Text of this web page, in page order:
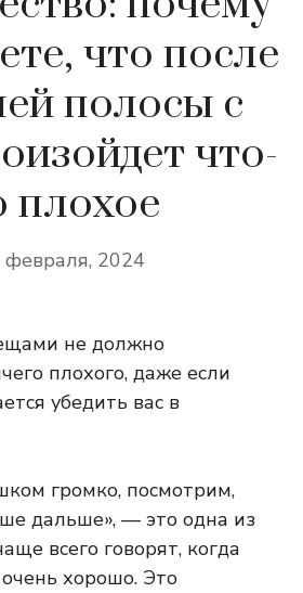
что после
полосы с
что-
плохое
февраля, 2024
не должно
плохого, даже если
убедить вас в
громко, посмотрим,
дальше», — это одна из
всего говорят, когда
хорошо. Это